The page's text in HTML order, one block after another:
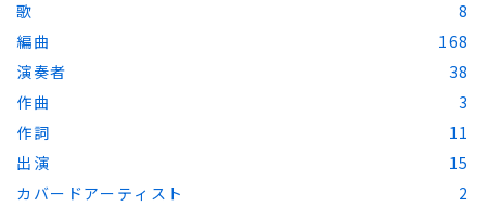
歌
8
編曲
168
演奏者
38
作曲
3
作詞
11
出演
15
カバードアーティスト
2